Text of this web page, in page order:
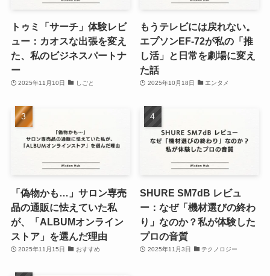
トゥミ「サーチ」体験レビ
ュー：カオスな出張を変え
た、私のビジネスパートナ
ー
2025年11月10日 しごと
もうテレビには戻れない。
エプソンEF-72が私の「推
し活」と日常を劇場に変え
た話
2025年10月18日 エンタメ
「偽物かも…」サロン専売
品の通販に怯えていた私
が、「ALBUMオンライン
ストア」を選んだ理由
2025年11月15日 おすすめ
SHURE SM7dB レビュ
ー：なぜ「機材選びの終わ
り」なのか？私が体験した
プロの音質
2025年11月3日 テクノロジー